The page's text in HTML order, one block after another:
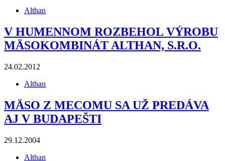
Althan
V HUMENNOM ROZBEHOL VÝROBU
MÄSOKOMBINÁT ALTHAN, S.R.O.
24.02.2012
Althan
MÄSO Z MECOMU SA UŽ PREDÁVA
AJ V BUDAPEŠTI
29.12.2004
Althan